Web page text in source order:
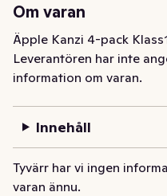
Om varan
Äpple Kanzi 4-pack
Leverantören har inte
information om varan.
Innehåll
Tyvärr har vi ingen
varan ännu.